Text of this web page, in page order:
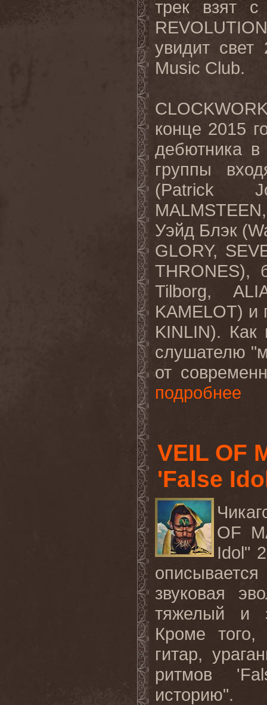
трек взят
REVOLUTION
увидит
Music Club.
конце 2015
дебютника в
группы
(Patrick
Уэйд Блэк
GLORY,
THRONES),
Tilborg,
KAMELOT) и
KINLIN). Как
слушателю
от
подробнее
VEIL OF
'False
OF
Idol"
звуковая
тяжелый и
Кроме того,
гитар,
ритмов '
историю".